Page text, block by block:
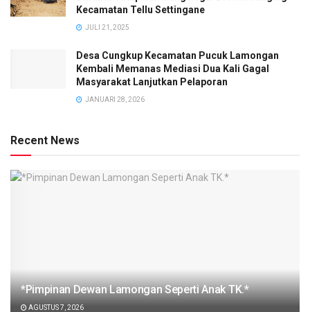
Kecamatan Tellu Settingane
JULI 21, 2025
Desa Cungkup Kecamatan Pucuk Lamongan
Kembali Memanas Mediasi Dua Kali Gagal
Masyarakat Lanjutkan Pelaporan
JANUARI 28, 2026
Recent News
*Pimpinan Dewan Lamongan Seperti Anak TK.*
AGUSTUS 7, 2026